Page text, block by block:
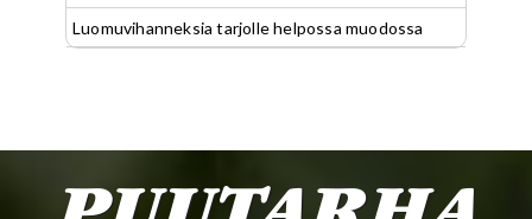
Luomuvihanneksia tarjolle helpossa muodossa